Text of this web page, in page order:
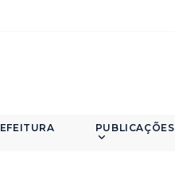
PUBLICAÇÕES